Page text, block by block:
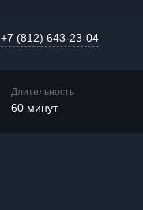
+7 (812) 643-23-04
Длительность
60 минут